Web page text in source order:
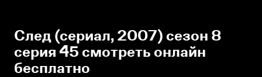
След (сериал, 2007) сезон 8
серия 45 смотреть онлайн
бесплатно